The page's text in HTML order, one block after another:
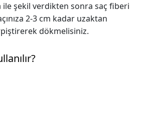
ile şekil verdikten sonra saç fiberi
2-3 cm kadar uzaktan
dökmelisiniz.